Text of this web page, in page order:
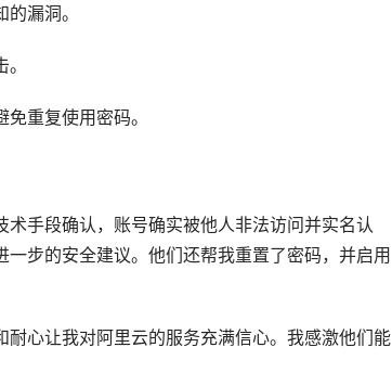
漏洞。
重复使用密码。
手段确认，账号确实被他人非法访问并实名认
步的安全建议。他们还帮我重置了密码，并启用
心让我对阿里云的服务充满信心。我感激他们能